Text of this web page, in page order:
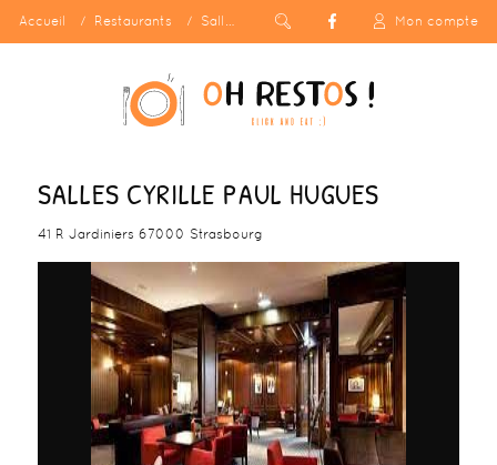
Accueil Restaurants Salles Cyrille Paul Hugues Mon compte
SALLES CYRILLE PAUL HUGUES
41 R Jardiniers 67000 Strasbourg